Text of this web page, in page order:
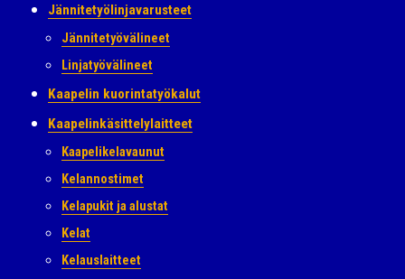
Jännitetyölinjavarusteet
Jännitetyövälineet
Linjatyövälineet
Kaapelin kuorintatyökalut
Kaapelinkäsittelylaitteet
Kaapelikelavaunut
Kelannostimet
Kelapukit ja alustat
Kelat
Kelauslaitteet